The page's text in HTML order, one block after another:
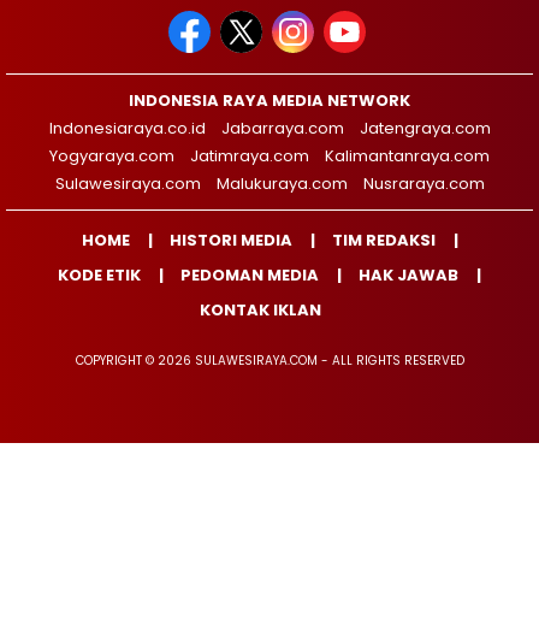
INDONESIA RAYA MEDIA NETWORK
Indonesiaraya.co.id
Jabarraya.com
Jatengraya.com
Yogyaraya.com
Jatimraya.com
Kalimantanraya.com
Sulawesiraya.com
Malukuraya.com Nusraraya.com
HOME HISTORI MEDIA
TIM REDAKSI
KODE ETIK
PEDOMAN MEDIA
HAK JAWAB
KONTAK IKLAN
COPYRIGHT © 2026 SULAWESIRAYA.COM - ALL RIGHTS RESERVED